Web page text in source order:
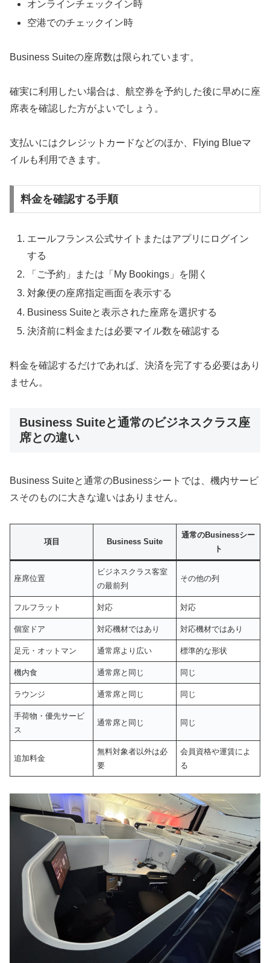
オンラインチェックイン時
空港でのチェックイン時
Business Suiteの座席数は限られています。
確実に利用したい場合は、航空券を予約した後に早めに座
席表を確認した方がよいでしょう。
支払いにはクレジットカードなどのほか、Flying Blueマ
イルも利用できます。
料金を確認する手順
エールフランス公式サイトまたはアプリにログイン
する
「ご予約」または「My Bookings」を開く
対象便の座席指定画面を表示する
Business Suiteと表示された座席を選択する
決済前に料金または必要マイル数を確認する
料金を確認するだけであれば、決済を完了する必要はあり
ません。
Business Suiteと通常のビジネスクラス座
席との違い
Business Suiteと通常のBusinessシートでは、機内サービ
スそのものに大きな違いはありません。
項目 Business Suite
通常のBusinessシー
ト
座席位置
ビジネスクラス客室
の最前列
その他の列
フルフラット 対応 対応
個室ドア 対応機材ではあり 対応機材ではあり
足元・オットマン 通常席より広い 標準的な形状
機内食 通常席と同じ 同じ
ラウンジ 通常席と同じ 同じ
手荷物・優先サービ
ス
通常席と同じ 同じ
追加料金
無料対象者以外は必
要
会員資格や運賃によ
る